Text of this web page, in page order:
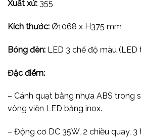
Xuất xứ: 355
Kích thước: Ø1068 x H375 mm
Bóng đèn: LED 3 chế độ màu (LED
Đặc điểm:
– Cánh quạt bằng nhựa ABS trong
vòng viền LED bằng inox.
– Động cơ DC 35W, 2 chiều quay,